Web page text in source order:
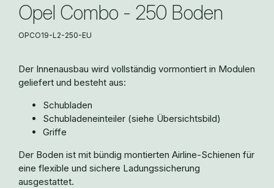
Opel Combo - 250 Boden
OPCO19-L2-250-EU
Der Innenausbau wird vollständig vormontiert in Modulen
geliefert und besteht aus:
Schubladen
Schubladeneinteiler (siehe Übersichtsbild)
Griffe
Der Boden ist mit bündig montierten Airline-Schienen für
eine flexible und sichere Ladungssicherung
ausgestattet.